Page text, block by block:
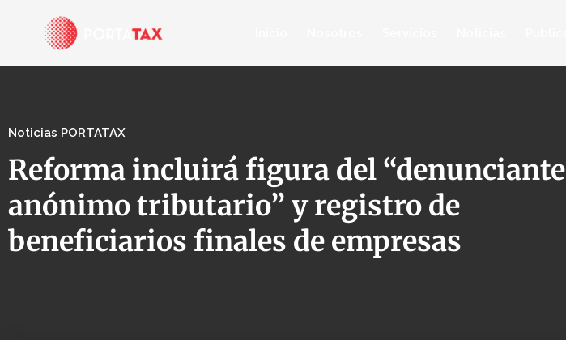
Noticias PORTATAX
Reforma incluirá figura del “denunciante
anónimo tributario” y registro de
beneficiarios finales de empresas